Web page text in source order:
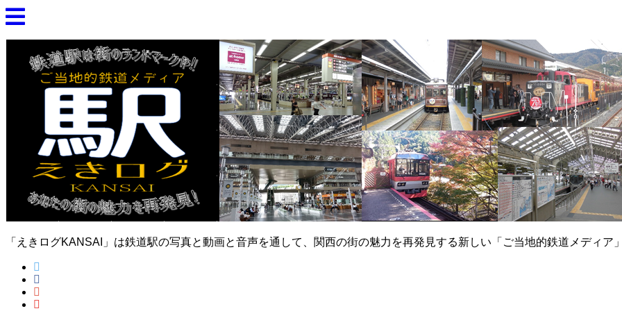
「えきログKANSAI」は鉄道駅の写真と動画と音声を通して、関西の街の魅力を再発見する新しい「ご当地的鉄道メディア